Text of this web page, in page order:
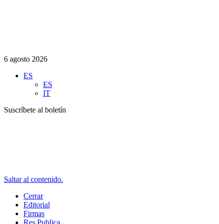
6 agosto 2026
ES
ES
IT
Suscríbete al boletín
Saltar al contenido.
Cerrar
Editorial
Firmas
Res Publica